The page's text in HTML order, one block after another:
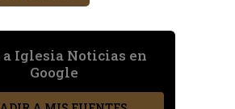
a Iglesia Noticias en
Google